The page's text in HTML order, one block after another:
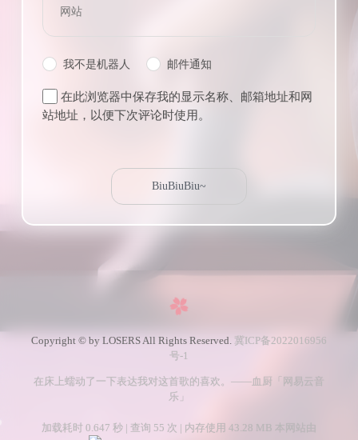
我不是机器人 邮件通知
在此浏览器中保存我的显示名称、邮箱地址和网
站地址，以便下次评论时使用。
Copyright © by LOSERS All Rights Reserved. 冀ICP备2022016956
号-1
在床上蠕动了一下表达我对这首歌的喜欢。——血厨「网易云音
乐」
加载耗时 0.647 秒 | 查询 55 次 | 内存使用 43.28 MB 本网站由